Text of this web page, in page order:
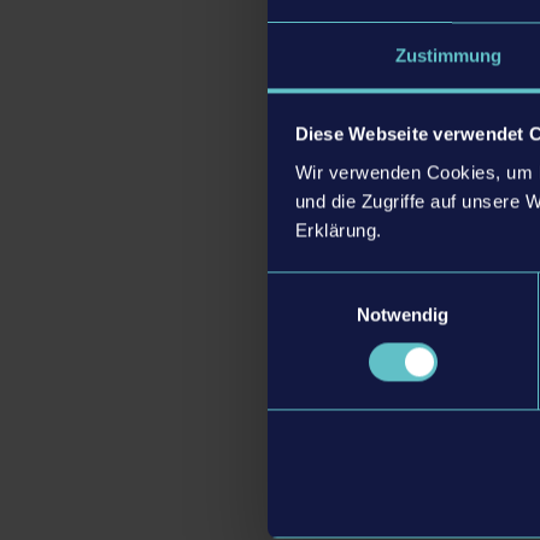
Zustimmung
Diese Webseite verwendet
Wir verwenden Cookies,
und die Zugriffe auf unsere
Erklärung.
Notwendig
an der Seite ihres
Wie alle
glücklich und
Nachbarschaft.
so motivieren sie es
Auf diese Weise
Natürlich dürfen
Augenfarbe, Frisur,
dazu bereits
sammeln die
von 39,99 Euro